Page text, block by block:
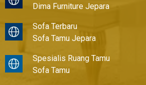
Dima Furniture Jepara
Sofa Terbaru
Sofa Tamu Jepara
Spesialis Ruang Tamu
Sofa Tamu